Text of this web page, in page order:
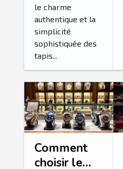
le charme
authentique et la
simplicité
sophistiquée des
tapis...
Comment
choisir le